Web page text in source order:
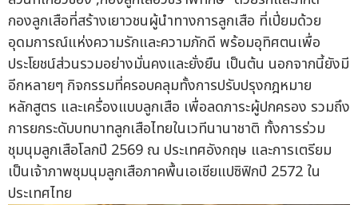
กองลูกเสือที่สร้างเยาวชนผู้นำทางการลูกเสือ ที่เปี่ยมด้วย
อุดมการณ์แห่งความรักและความภักดี พร้อมอุทิศตนเพื่อ
ประโยชน์ส่วนรวมอย่างมั่นคงและยั่งยืน เป็นต้น นอกจากนี้ยังมี
อีกหลายๆ กิจกรรมที่ครอบคลุมทั้งการปรับปรุงกฎหมาย
หลักสูตร และเครื่องแบบลูกเสือ เพื่อลดภาระผู้ปกครอง รวมถึง
การยกระดับบทบาทลูกเสือไทยในเวทีนานาชาติ ทั้งการร่วม
ชุมนุมลูกเสือโลกปี 2569 ณ ประเทศอังกฤษ และการเตรียม
เป็นเจ้าภาพชุมนุมลูกเสือภาคพื้นเอเชียแปซิฟิกปี 2572 ใน
ประเทศไทย